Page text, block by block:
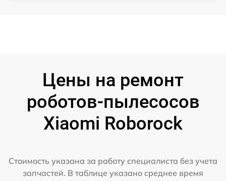
Цены на ремонт
роботов-пылесосов
Xiaomi Roborock
Стоимость указана за работу специалиста без учета
запчастей. В таблице указано среднее время